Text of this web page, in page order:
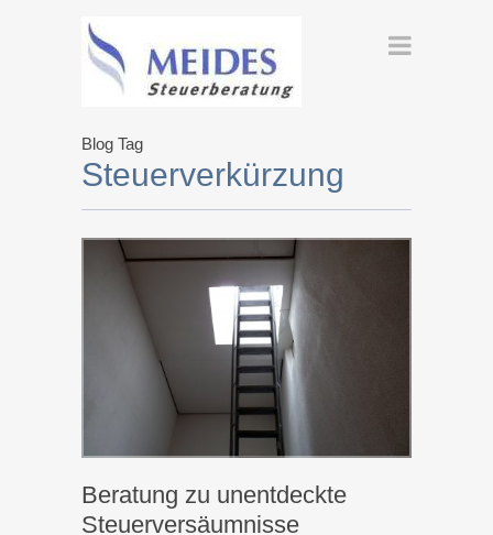
Blog Tag
Steuerverkürzung
Beratung zu unentdeckte
Steuerversäumnisse